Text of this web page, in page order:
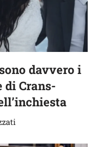
davvero i
Crans-